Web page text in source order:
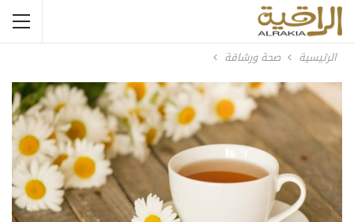
الرئيسية صحة ورشاقة